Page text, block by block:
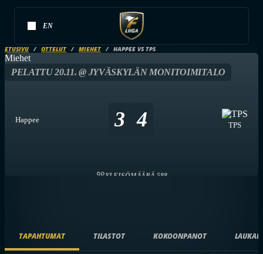
EN
ETUSIVU OTTELUT MIEHET HAPPEE VS TPS
Miehet
PELATTU 20.11. @ JYVÄSKYLÄN MONITOIMITALO
Happee 3 4 TPS
YLEISÖMÄÄRÄ 588
TAPAHTUMAT TILASTOT KOKOONPANOT